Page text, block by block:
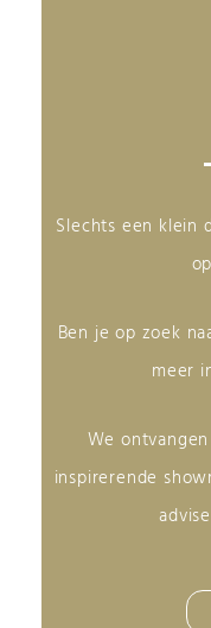
Slechts een klein
Ben je op zoek
meer
We
inspirerende